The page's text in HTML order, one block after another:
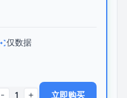
仅数据
- 1 + 立即购买